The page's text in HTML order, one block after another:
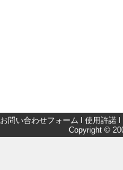
お問い合わせフォーム 使用許諾
Copyright ©